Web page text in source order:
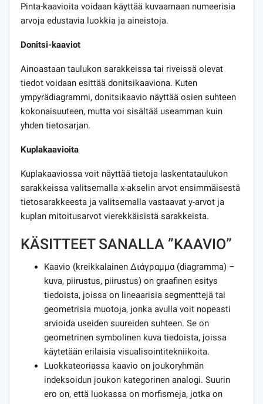
Pinta-kaavioita voidaan käyttää kuvaamaan numeerisia
arvoja edustavia luokkia ja aineistoja.
Donitsi-kaaviot
Ainoastaan ​​taulukon sarakkeissa tai riveissä olevat
tiedot voidaan esittää donitsikaaviona. Kuten
ympyrädiagrammi, donitsikaavio näyttää osien suhteen
kokonaisuuteen, mutta voi sisältää useamman kuin
yhden tietosarjan.
Kuplakaavioita
Kuplakaaviossa voit näyttää tietoja laskentataulukon
sarakkeissa valitsemalla x-akselin arvot ensimmäisestä
tietosarakkeesta ja valitsemalla vastaavat y-arvot ja
kuplan mitoitusarvot vierekkäisistä sarakkeista.
KÄSITTEET SANALLA ”KAAVIO”
Kaavio (kreikkalainen Διάγραμμα (diagramma) –
kuva, piirustus, piirustus) on graafinen esitys
tiedoista, joissa on lineaarisia segmenttejä tai
geometrisia muotoja, jonka avulla voit nopeasti
arvioida useiden suureiden suhteen. Se on
geometrinen symbolinen kuva tiedoista, joissa
käytetään erilaisia ​​visualisointitekniikoita.
Luokkateoriassa kaavio on joukoryhmän
indeksoidun joukon kategorinen analogi. Suurin
ero on, että luokassa on morfismeja, jotka on